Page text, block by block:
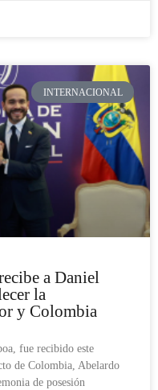
INTERNACIONAL
a Daniel
la
y Colombia
fue recibido este
de Colombia, Abelardo
de posesión